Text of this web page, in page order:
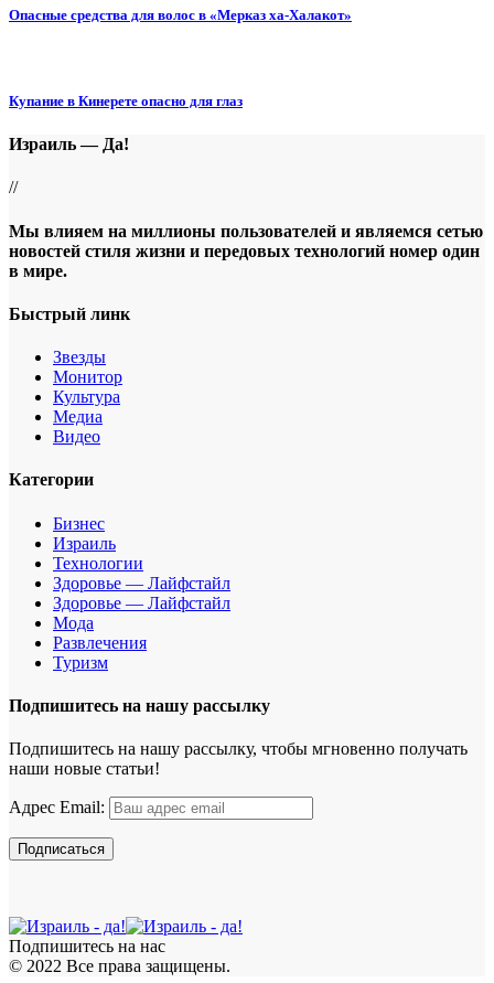
Опасные средства для волос в «Мерказ ха-Халакот»
Купание в Кинерете опасно для глаз
Израиль — Да!
//
Мы влияем на миллионы пользователей и являемся сетью
новостей стиля жизни и передовых технологий номер один
в мире.
Быстрый линк
Звезды
Монитор
Культура
Медиа
Видео
Категории
Бизнес
Израиль
Технологии
Здоровье — Лайфстайл
Здоровье — Лайфстайл
Мода
Развлечения
Туризм
Подпишитесь на нашу рассылку
Подпишитесь на нашу рассылку, чтобы мгновенно получать
наши новые статьи!
Адрес Email:
Подпишитесь на нас
© 2022 Все права защищены.